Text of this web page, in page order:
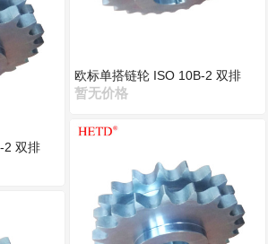
2 双排
欧标单搭链轮 ISO 10B-2 双排
暂无价格